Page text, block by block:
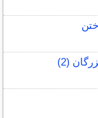
(2)